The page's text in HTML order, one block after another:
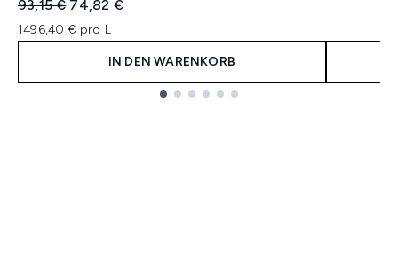
Unverbindliche Preisempfehlung:
93,15 € Aktueller Preis:
74,82 €
1496,40 € pro L
IN DEN WARENKORB